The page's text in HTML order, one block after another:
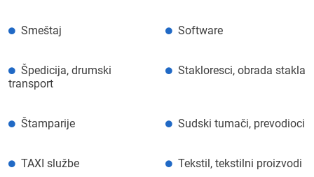
Smeštaj Software
Špedicija, drumski
transport
Stakloresci, obrada stakla
Štamparije Sudski tumači, prevodioci
TAXI službe Tekstil, tekstilni proizvodi